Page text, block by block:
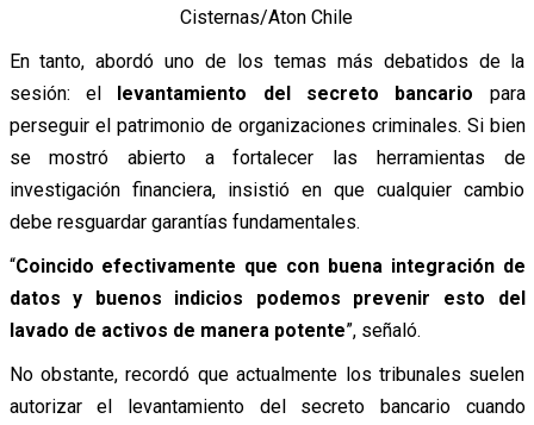
Cisternas/Aton Chile
En tanto, abordó uno de los temas más debatidos de la
sesión: ellevantamiento del secreto bancario para
perseguir el patrimonio de organizaciones criminales. Si bien
se mostró abierto a fortalecer las herramientas de
investigación financiera, insistió en que cualquier cambio
debe resguardar garantías fundamentales.
“Coincido efectivamente que con buena integración de
datos y buenos indicios podemos prevenir esto del
lavado de activos de manera potente”, señaló.
No obstante, recordó que actualmente los tribunales suelen
autorizar el levantamiento del secreto bancario cuando